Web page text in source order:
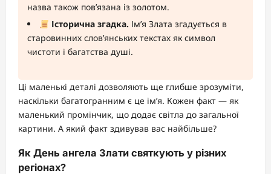
назва також пов’язана із золотом.
Історична згадка. Ім’я Злата згадується в
старовинних слов’янських текстах як символ
чистоти і багатства душі.
Ці маленькі деталі дозволяють ще глибше зрозуміти,
наскільки багатогранним є це ім’я. Кожен факт — як
маленький промінчик, що додає світла до загальної
картини. А який факт здивував вас найбільше?
Як День ангела Злати святкують у різних
регіонах?